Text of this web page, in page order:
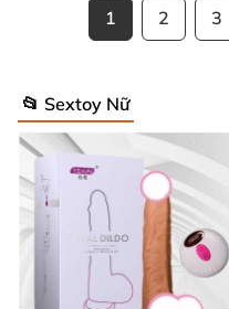
1 2 3
📂 Sextoy Nữ